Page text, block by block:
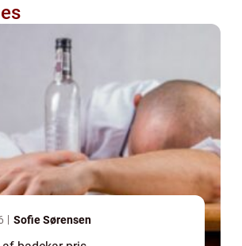
Sofie Sørensen